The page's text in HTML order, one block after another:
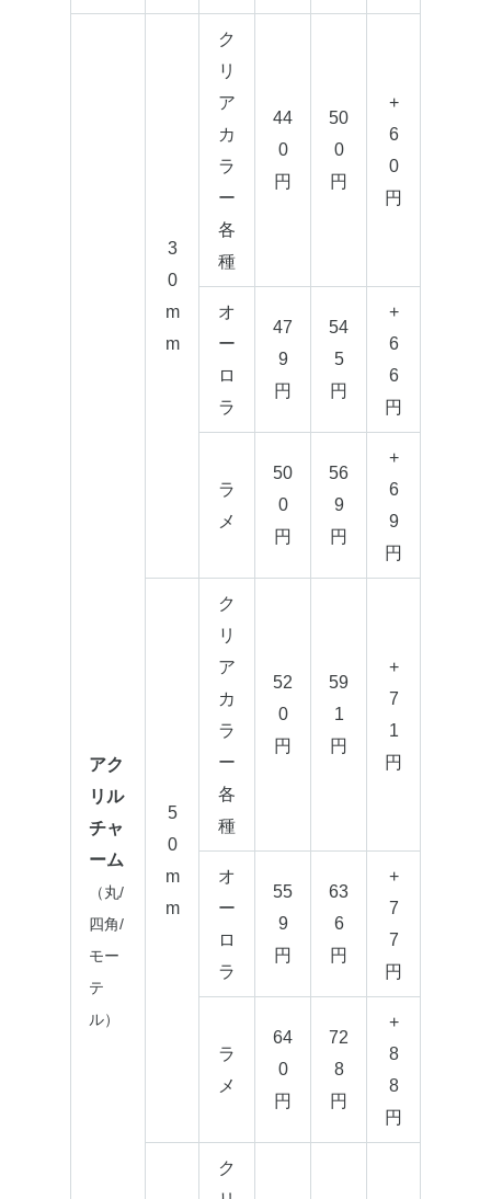
アク
リル
チャ
ーム
（丸/
四角/
モー
テ
ル）
3
0
m
m
ク
リ
ア
カ
ラ
ー
各
種
44
0
円
50
0
円
+
6
0
円
オ
ー
ロ
ラ
47
9
円
54
5
円
+
6
6
円
ラ
メ
50
0
円
56
9
円
+
6
9
円
5
0
m
m
ク
リ
ア
カ
ラ
ー
各
種
52
0
円
59
1
円
+
7
1
円
オ
ー
ロ
ラ
55
9
円
63
6
円
+
7
7
円
ラ
メ
64
0
円
72
8
円
+
8
8
円
ク